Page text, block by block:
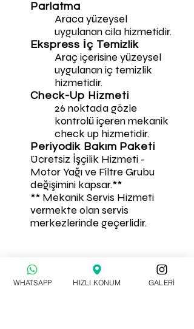
Parlatma
Araca yüzeysel
uygulanan cila hizmetidir.
Ekspress İç Temizlik
Araç içerisine yüzeysel
uygulanan iç temizlik
hizmetidir.
Check-Up Hizmeti
26 noktada gözle
kontrolü içeren mekanik
check up hizmetidir.
Periyodik Bakım Paketi
Ücretsiz İşçilik Hizmeti -
Motor Yağı ve Filtre Grubu
değişimini kapsar.**
** Mekanik Servis Hizmeti
vermekte olan servis
merkezlerinde geçerlidir.
Detaylı Bilgi ve Mini Onarım
Hizmet içeriği ön bilgisi için
05069149270
WHATSAPP HIZLI KONUM GALERİ